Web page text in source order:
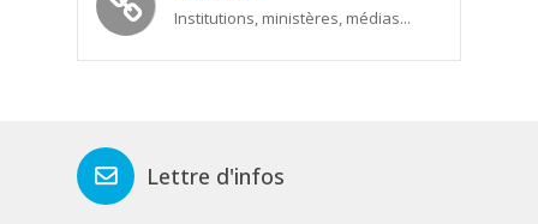
Institutions, ministères, médias...
Lettre d'infos